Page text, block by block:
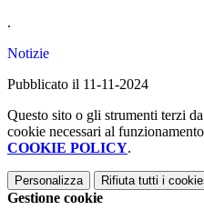
.
Notizie
Pubblicato il 11-11-2024
Questo sito o gli strumenti terzi
cookie necessari al
COOKIE POLICY.
Personalizza Rifiuta tutti i
Gestione cookie